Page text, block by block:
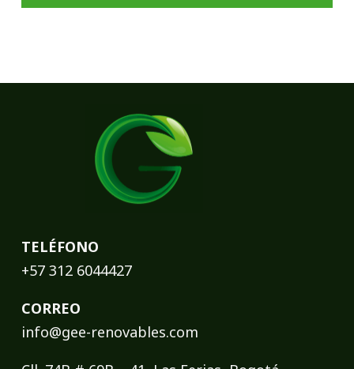
TELÉFONO
+57 312 6044427
CORREO
info@gee-renovables.com